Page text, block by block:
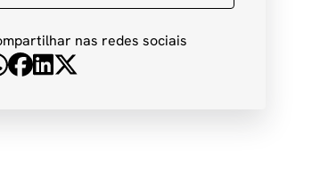
nas redes sociais